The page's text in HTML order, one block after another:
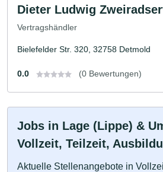
Dieter Ludwig
Vertragshändler
Bielefelder Str. 320, 32758 Detmold
0.0 (0 Bewertungen)
Jobs in Lage (Lippe) &
Vollzeit, Teilzeit,
Aktuelle Stellenangebote in